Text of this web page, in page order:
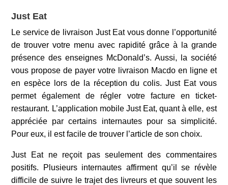
Just Eat
Le service de livraison Just Eat vous donne l’opportunité
de trouver votre menu avec rapidité grâce à la grande
présence des enseignes McDonald’s. Aussi, la société
vous propose de payer votre livraison Macdo en ligne et
en espèce lors de la réception du colis. Just Eat vous
permet également de régler votre facture en ticket-
restaurant. L’application mobile Just Eat, quant à elle, est
appréciée par certains internautes pour sa simplicité.
Pour eux, il est facile de trouver l’article de son choix.
Just Eat ne reçoit pas seulement des commentaires
positifs. Plusieurs internautes affirment qu’il se révèle
difficile de suivre le trajet des livreurs et que souvent les